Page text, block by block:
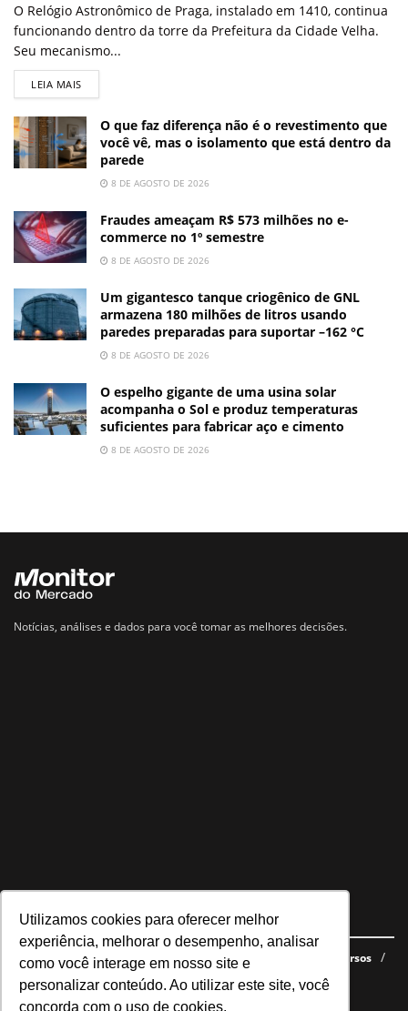
Utilizamos cookies para oferecer melhor
experiência, melhorar o desempenho, analisar
como você interage em nosso site e
personalizar conteúdo. Ao utilizar este site, você
concorda com o uso de cookies.
O Relógio Astronômico de Praga, instalado em 1410, continua
funcionando dentro da torre da Prefeitura da Cidade Velha.
Seu mecanismo...
LEIA MAIS
O que faz diferença não é o revestimento que
você vê, mas o isolamento que está dentro da
parede
8 DE AGOSTO DE 2026
Fraudes ameaçam R$ 573 milhões no e-
commerce no 1º semestre
8 DE AGOSTO DE 2026
Um gigantesco tanque criogênico de GNL
armazena 180 milhões de litros usando
paredes preparadas para suportar –162 °C
8 DE AGOSTO DE 2026
O espelho gigante de uma usina solar
acompanha o Sol e produz temperaturas
suficientes para fabricar aço e cimento
8 DE AGOSTO DE 2026
Notícias, análises e dados para você tomar as melhores decisões.
Navegue no site
Últimas notícias Quem somos E-books gratuitos
Cursos
Política de privacidade